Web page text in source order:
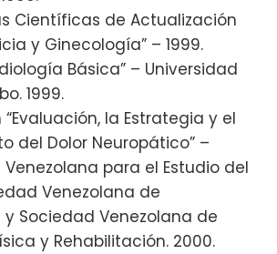
Científicas de Actualización
y Ginecología” – 1999.
Básica” – Universidad
1999.
la Estrategia y el
del Dolor Neuropático” –
para el Estudio del
Venezolana de
y Sociedad Venezolana de
y Rehabilitación. 2000.